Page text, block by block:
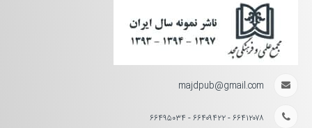
majdpub@gmail.com
۶۶۴۱۲۰۷۸ - ۶۶۴۰۹۴۲۲ - ۶۶۴۹۵۰۳۴